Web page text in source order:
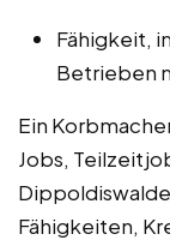
Fähigkeit,
Betrieben
Ein
Jobs,
Fähigkeiten,